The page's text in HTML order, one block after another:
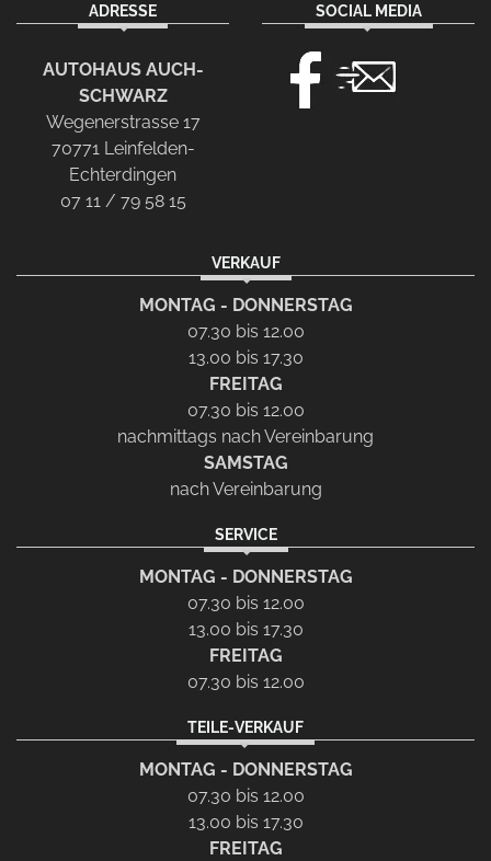
ADRESSE
AUTOHAUS AUCH-
SCHWARZ
Wegenerstrasse 17
70771 Leinfelden-
Echterdingen
07 11 / 79 58 15
SOCIAL MEDIA
VERKAUF
MONTAG - DONNERSTAG
07.30 bis 12.00
13.00 bis 17.30
FREITAG
07.30 bis 12.00
nachmittags nach Vereinbarung
SAMSTAG
nach Vereinbarung
SERVICE
MONTAG - DONNERSTAG
07.30 bis 12.00
13.00 bis 17.30
FREITAG
07.30 bis 12.00
TEILE-VERKAUF
MONTAG - DONNERSTAG
07.30 bis 12.00
13.00 bis 17.30
FREITAG